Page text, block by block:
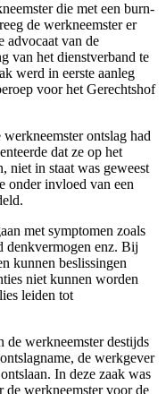
die met een burn-
de werkneemster er
advocaat van de
van het dienstverband te
werd in eerste aanleg
voor het Gerechtshof
ontslag had
dat ze op het
niet in staat was geweest
onder invloed van een
met symptomen zoals
denkvermogen enz. Bij
kunnen beslissingen
niet kunnen worden
leiden tot
de werkneemster destijds
de werkgever
In deze zaak was
de werkneemster voor de